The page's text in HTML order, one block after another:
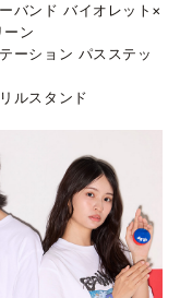
バンド バイオレット×
ン
ション パスステッ
ルスタンド